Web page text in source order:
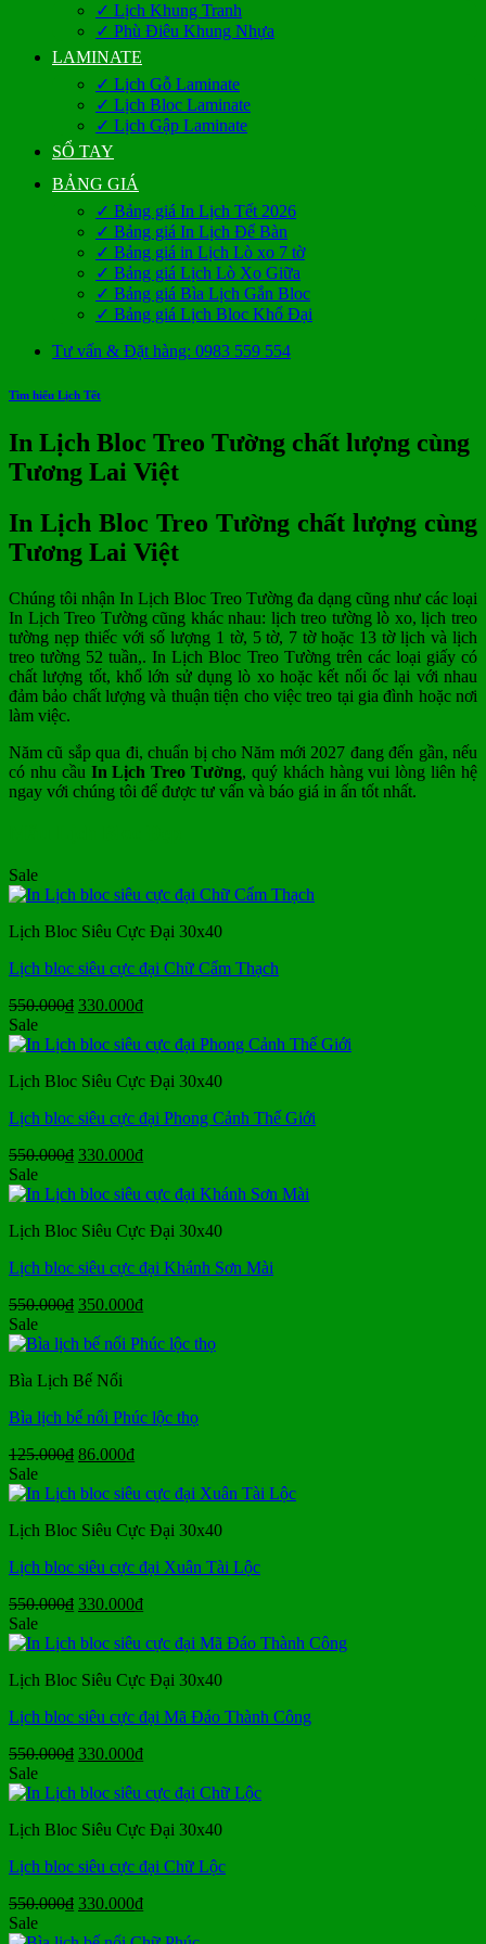
✓ Lịch Khung Tranh
✓ Phù Điêu Khung Nhựa
LAMINATE
✓ Lịch Gỗ Laminate
✓ Lịch Bloc Laminate
✓ Lịch Gập Laminate
SỔ TAY
BẢNG GIÁ
✓ Bảng giá In Lịch Tết 2026
✓ Bảng giá In Lịch Để Bàn
✓ Bảng giá in Lịch Lò xo 7 tờ
✓ Bảng giá Lịch Lò Xo Giữa
✓ Bảng giá Bìa Lịch Gắn Bloc
✓ Bảng giá Lịch Bloc Khổ Đại
Tư vấn & Đặt hàng: 0983 559 554
Tìm hiểu Lịch Tết
In Lịch Bloc Treo Tường chất lượng cùng
Tương Lai Việt
In Lịch Bloc Treo Tường chất lượng cùng
Tương Lai Việt
Chúng tôi nhận In Lịch Bloc Treo Tường đa dạng cũng như các loại
In Lịch Treo Tường cũng khác nhau: lịch treo tường lò xo, lịch treo
tường nẹp thiếc với số lượng 1 tờ, 5 tờ, 7 tờ hoặc 13 tờ lịch và lịch
treo tường 52 tuần,. In Lịch Bloc Treo Tường trên các loại giấy có
chất lượng tốt, khổ lớn sử dụng lò xo hoặc kết nối ốc lại với nhau
đảm bảo chất lượng và thuận tiện cho việc treo tại gia đình hoặc nơi
làm việc.
Năm cũ sắp qua đi, chuẩn bị cho Năm mới 2027 đang đến gần, nếu
có nhu cầu In Lịch Treo Tường, quý khách hàng vui lòng liên hệ
ngay với chúng tôi để được tư vấn và báo giá in ấn tốt nhất.
Sale
Lịch Bloc Siêu Cực Đại 30x40
Lịch bloc siêu cực đại Chữ Cẩm Thạch
550.000₫ Giá
là:
330.000₫Giá
tại
330.000₫.
Sale
Lịch Bloc Siêu Cực Đại 30x40
Lịch bloc siêu cực đại Phong Cảnh Thế Giới
550.000₫ Giá
là:
330.000₫Giá
tại
330.000₫.
Sale
Lịch Bloc Siêu Cực Đại 30x40
Lịch bloc siêu cực đại Khánh Sơn Mài
550.000₫ Giá
là:
350.000₫Giá
tại
Sale
Bìa Lịch Bế Nổi
Bìa lịch bế nổi Phúc lộc thọ
125.000₫ Giá
là:
86.000₫Giá
tại
86.000₫.
Sale
Lịch Bloc Siêu Cực Đại 30x40
Lịch bloc siêu cực đại Xuân Tài Lộc
550.000₫ Giá
là:
330.000₫Giá
tại
330.000₫.
Sale
Lịch Bloc Siêu Cực Đại 30x40
Lịch bloc siêu cực đại Mã Đáo Thành Công
550.000₫ Giá
là:
330.000₫Giá
tại
330.000₫.
Sale
Lịch Bloc Siêu Cực Đại 30x40
Lịch bloc siêu cực đại Chữ Lộc
550.000₫ Giá
330.000₫Giá
Sale